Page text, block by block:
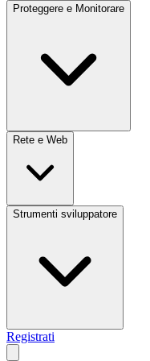
Proteggere e Monitorare
Rete e Web
Strumenti sviluppatore
Registrati